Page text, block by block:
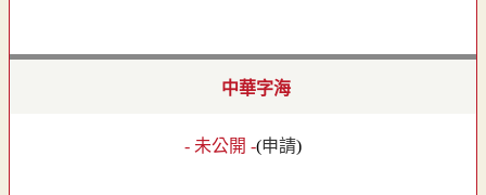
中華字海
- 未公開 -(申請)